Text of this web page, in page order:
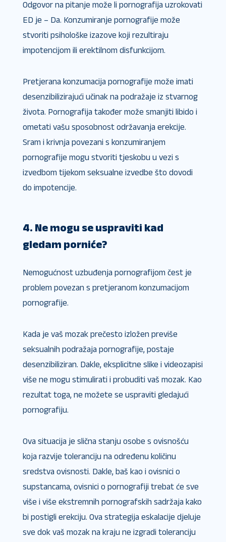
Odgovor na pitanje može li pornografija uzrokovati
ED je – Da. Konzumiranje pornografije može
stvoriti psihološke izazove koji rezultiraju
impotencijom ili erektilnom disfunkcijom.
Pretjerana konzumacija pornografije može imati
desenzibilizirajući učinak na podražaje iz stvarnog
života. Pornografija također može smanjiti libido i
ometati vašu sposobnost održavanja erekcije.
Sram i krivnja povezani s konzumiranjem
pornografije mogu stvoriti tjeskobu u vezi s
izvedbom tijekom seksualne izvedbe što dovodi
do impotencije.
4. Ne mogu se uspraviti kad
gledam porniće?
Nemogućnost uzbuđenja pornografijom čest je
problem povezan s pretjeranom konzumacijom
pornografije.
Kada je vaš mozak prečesto izložen previše
seksualnih podražaja pornografije, postaje
desenzibiliziran. Dakle, eksplicitne slike i videozapisi
više ne mogu stimulirati i probuditi vaš mozak. Kao
rezultat toga, ne možete se uspraviti gledajući
pornografiju.
Ova situacija je slična stanju osobe s ovisnošću
koja razvije toleranciju na određenu količinu
sredstva ovisnosti. Dakle, baš kao i ovisnici o
supstancama, ovisnici o pornografiji trebat će sve
više i više ekstremnih pornografskih sadržaja kako
bi postigli erekciju. Ova strategija eskalacije djeluje
sve dok vaš mozak na kraju ne izgradi toleranciju